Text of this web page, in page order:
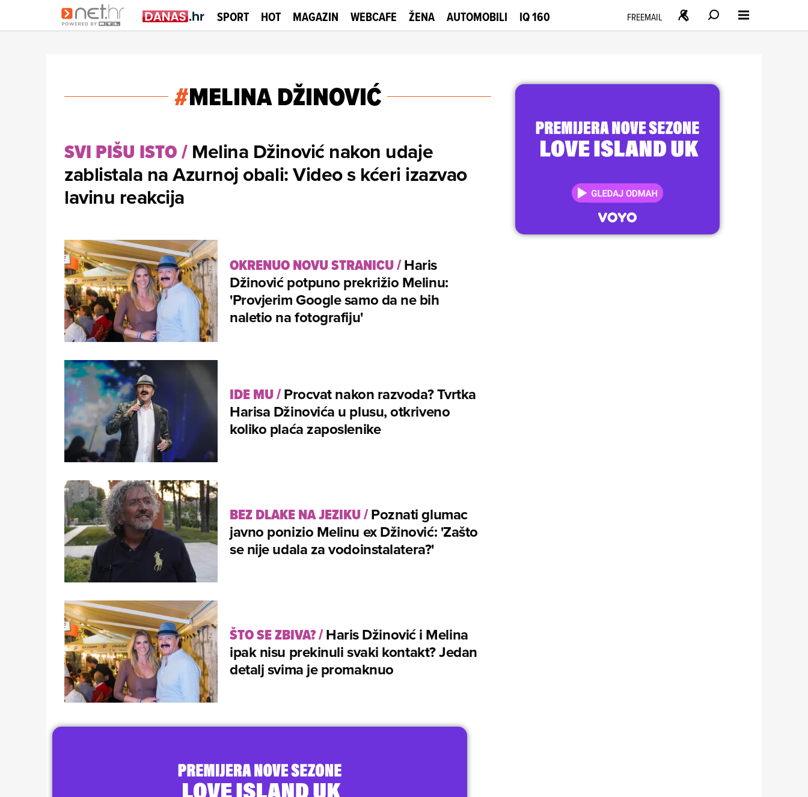
SPORT HOT MAGAZIN WEBCAFE ŽENA AUTOMOBILI IQ 160 FREEMAIL
#MELINA DŽINOVIĆ
SVI PIŠU ISTO/Melina Džinović nakon udaje
zablistala na Azurnoj obali: Video s kćeri izazvao
lavinu reakcija
OKRENUO NOVU STRANICU/Haris
Džinović potpuno prekrižio Melinu:
'Provjerim Google samo da ne bih
naletio na fotografiju'
IDE MU/Procvat nakon razvoda? Tvrtka
Harisa Džinovića u plusu, otkriveno
koliko plaća zaposlenike
BEZ DLAKE NA JEZIKU/Poznati glumac
javno ponizio Melinu ex Džinović: 'Zašto
se nije udala za vodoinstalatera?'
ŠTO SE ZBIVA?/Haris Džinović i Melina
ipak nisu prekinuli svaki kontakt? Jedan
detalj svima je promaknuo